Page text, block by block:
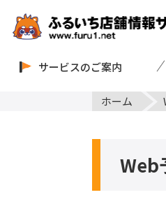
サービスのご案内
ホーム
Web